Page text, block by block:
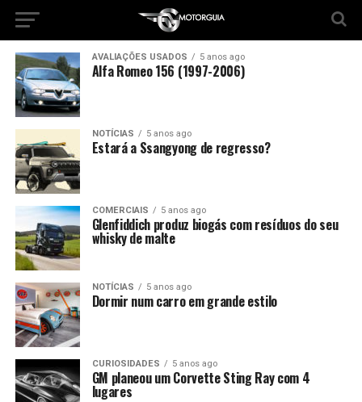
AVALIAÇÕES USADOS 5 anos ago
Alfa Romeo 156 (1997-2006)
NOTÍCIAS 5 anos ago
Estará a Ssangyong de regresso?
COMERCIAIS 5 anos ago
Glenfiddich produz biogás com resíduos do seu
whisky de malte
NOTÍCIAS 5 anos ago
Dormir num carro em grande estilo
CURIOSIDADES 5 anos ago
GM planeou um Corvette Sting Ray com 4
lugares